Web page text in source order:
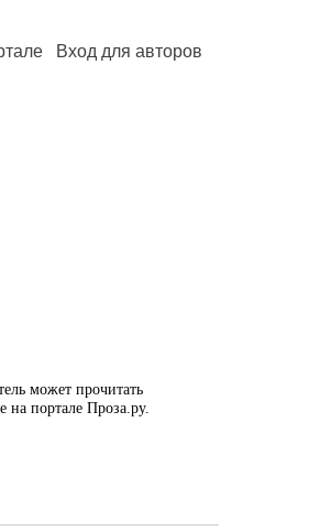
Вход для авторов
может прочитать
на портале Проза.ру.